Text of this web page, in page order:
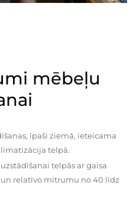
mēbeļu
īpaši ziemā, ieteicama
telpā.
telpās ar gaisa
un relatīvo mitrumu no 40 līdz